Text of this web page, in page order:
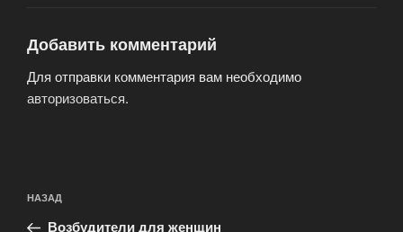
Добавить комментарий
Для отправки комментария вам необходимо
авторизоваться.
по
Предыдущая
запись:
НАЗАД
Возбудители для женщин